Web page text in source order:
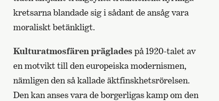
kretsarna blandade sig i sådant de ansåg vara
moraliskt betänkligt.
Kulturatmosfären präglades på 1920-talet av
en motvikt till den europeiska modernismen,
nämligen den så kallade äktfinskhetsrörelsen.
Den kan anses vara de borgerligas kamp om den